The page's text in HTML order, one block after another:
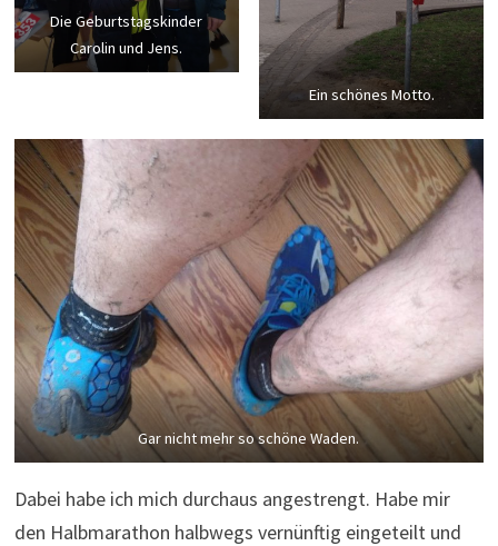
Die Geburtstagskinder
Carolin und Jens.
Ein schönes Motto.
Gar nicht mehr so schöne Waden.
Dabei habe ich mich durchaus angestrengt. Habe mir
den Halbmarathon halbwegs vernünftig eingeteilt und